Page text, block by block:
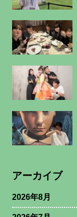
アーカイブ
2026年8月